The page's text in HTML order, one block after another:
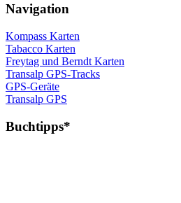
Navigation
Kompass Karten
Tabacco Karten
Freytag und Berndt Karten
Transalp GPS-Tracks
GPS-Geräte
Transalp GPS
Buchtipps*